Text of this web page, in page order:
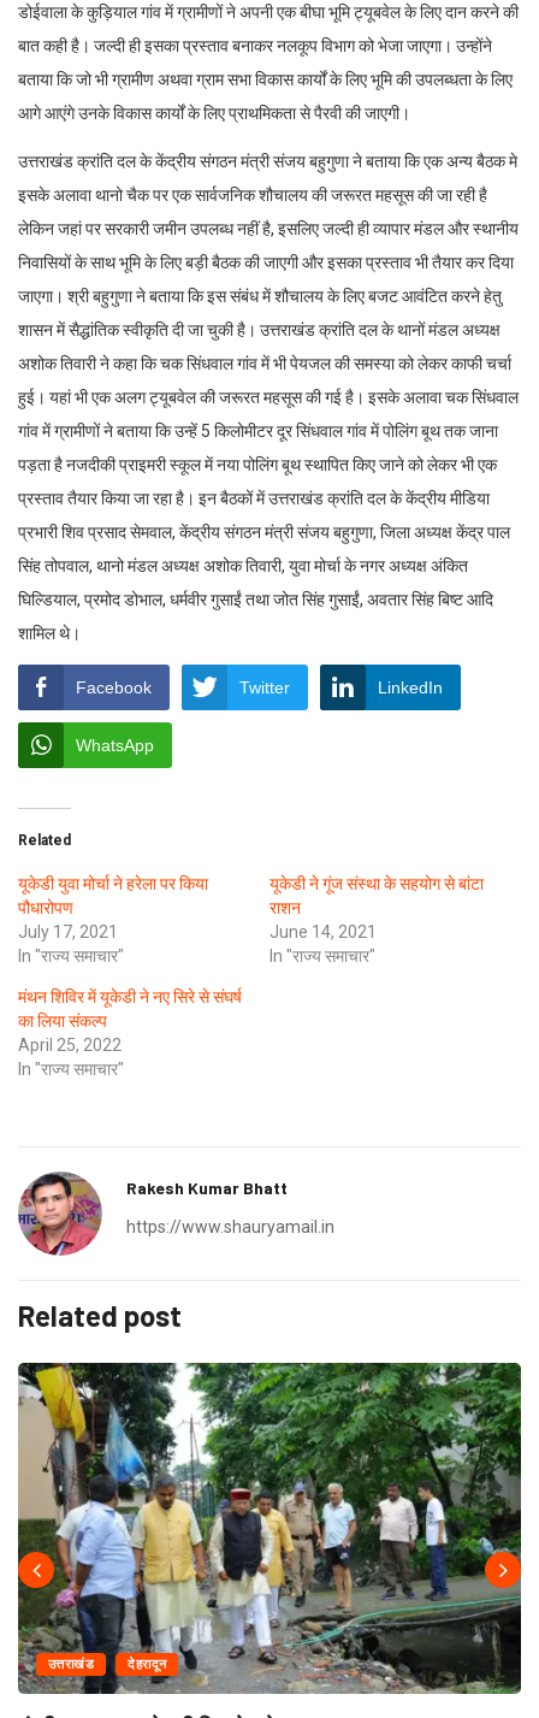
डोईवाला के कुड़ियाल गांव में ग्रामीणों ने अपनी एक बीघा भूमि ट्यूबवेल के लिए दान करने की
बात कही है। जल्दी ही इसका प्रस्ताव बनाकर नलकूप विभाग को भेजा जाएगा। उन्होंने
बताया कि जो भी ग्रामीण अथवा ग्राम सभा विकास कार्यों के लिए भूमि की उपलब्धता के लिए
आगे आएंगे उनके विकास कार्यों के लिए प्राथमिकता से पैरवी की जाएगी।
उत्तराखंड क्रांति दल के केंद्रीय संगठन मंत्री संजय बहुगुणा ने बताया कि एक अन्य बैठक मे
इसके अलावा थानो चैक पर एक सार्वजनिक शौचालय की जरूरत महसूस की जा रही है
लेकिन जहां पर सरकारी जमीन उपलब्ध नहीं है, इसलिए जल्दी ही व्यापार मंडल और स्थानीय
निवासियों के साथ भूमि के लिए बड़ी बैठक की जाएगी और इसका प्रस्ताव भी तैयार कर दिया
जाएगा। श्री बहुगुणा ने बताया कि इस संबंध में शौचालय के लिए बजट आवंटित करने हेतु
शासन में सैद्धांतिक स्वीकृति दी जा चुकी है। उत्तराखंड क्रांति दल के थानों मंडल अध्यक्ष
अशोक तिवारी ने कहा कि चक सिंधवाल गांव में भी पेयजल की समस्या को लेकर काफी चर्चा
हुई। यहां भी एक अलग ट्यूबवेल की जरूरत महसूस की गई है। इसके अलावा चक सिंधवाल
गांव में ग्रामीणों ने बताया कि उन्हें 5 किलोमीटर दूर सिंधवाल गांव में पोलिंग बूथ तक जाना
पड़ता है नजदीकी प्राइमरी स्कूल में नया पोलिंग बूथ स्थापित किए जाने को लेकर भी एक
प्रस्ताव तैयार किया जा रहा है। इन बैठकों में उत्तराखंड क्रांति दल के केंद्रीय मीडिया
प्रभारी शिव प्रसाद सेमवाल, केंद्रीय संगठन मंत्री संजय बहुगुणा, जिला अध्यक्ष केंद्र पाल
सिंह तोपवाल, थानो मंडल अध्यक्ष अशोक तिवारी, युवा मोर्चा के नगर अध्यक्ष अंकित
घिल्डियाल, प्रमोद डोभाल, धर्मवीर गुसाईं तथा जोत सिंह गुसाईं, अवतार सिंह बिष्ट आदि
शामिल थे।
Facebook Twitter LinkedIn
WhatsApp
Related
यूकेडी युवा मोर्चा ने हरेला पर किया
पौधारोपण
July 17, 2021
In "राज्य समाचार"
यूकेडी ने गूंज संस्था के सहयोग से बांटा
राशन
June 14, 2021
In "राज्य समाचार"
मंथन शिविर में यूकेडी ने नए सिरे से संघर्ष
का लिया संकल्प
April 25, 2022
In "राज्य समाचार"
Rakesh Kumar Bhatt
https://www.shauryamail.in
Related post
उत्तराखंड देहरादून